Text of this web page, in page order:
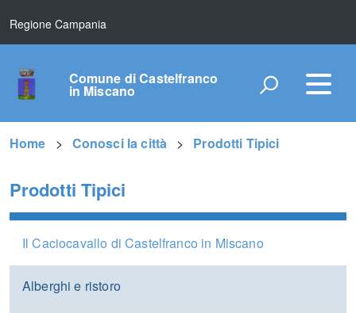
Regione Campania
Comune di Castelfranco
in Miscano
Home Conosci la città Prodotti Tipici
Prodotti Tipici
Il Caciocavallo di Castelfranco in Miscano
Alberghi e ristoro